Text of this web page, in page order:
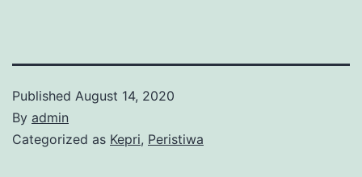
Published August 14, 2020
By admin
Categorized as Kepri, Peristiwa